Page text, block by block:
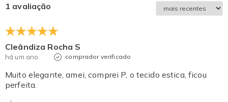
1 avaliação
Cleândiza Rocha S
há um ano comprador verificado
Muito elegante, amei, comprei P, o tecido estica, ficou
perfeita.